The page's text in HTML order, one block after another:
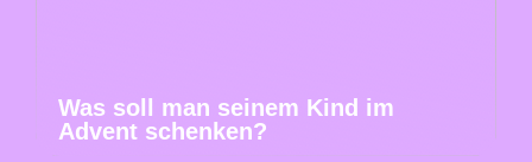
Was soll man seinem Kind im
Advent schenken?